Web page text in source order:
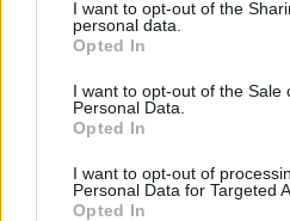
not limited to your visit or usage
grant or deny consent to Google
use your data for below
consent section.
I want to opt-out of the
personal data.
Opted In
I want to opt-out of the Sale
Personal Data.
Opted In
I want to opt-out of
Personal Data for Targeted
Opted In